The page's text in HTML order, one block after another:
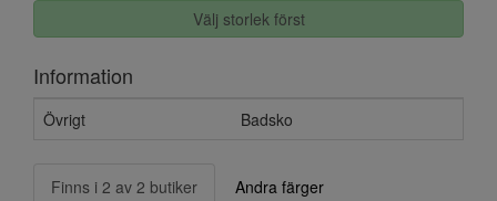
Välj storlek först
Information
Övrigt Badsko
Finns i 2 av 2 butiker
Andra färger